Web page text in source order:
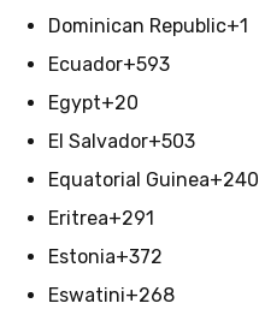
Dominican Republic+1
Ecuador+593
Egypt+20
El Salvador+503
Equatorial Guinea+240
Eritrea+291
Estonia+372
Eswatini+268